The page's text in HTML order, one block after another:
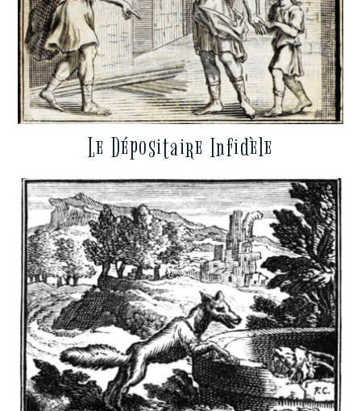
Le Dépositaire Infidèle